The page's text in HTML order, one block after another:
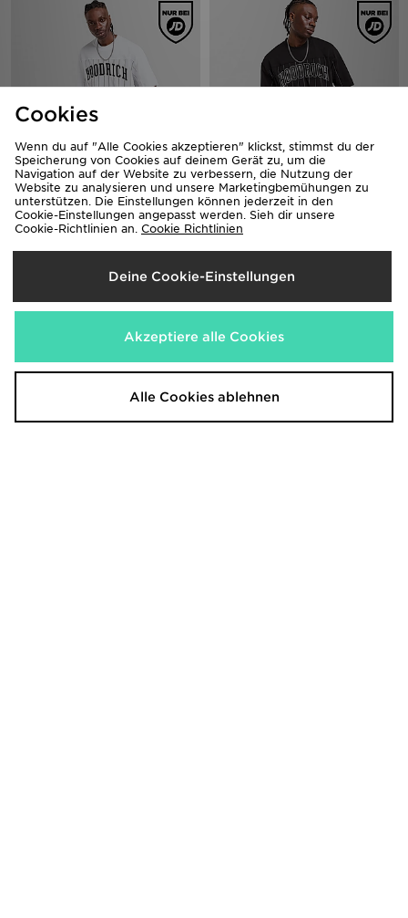
Hoodrich Varsity Stripe T-Shirt
40,00€
Hoodrich Varsity Stripe T-Shirt
45,00€
Unlike Humans Wells Stripe Pocket
Fred Perry Fine Stripe T-Shirt
Cookies
Wenn du auf "Alle Cookies akzeptieren" klickst, stimmst du der
Speicherung von Cookies auf deinem Gerät zu, um die
Navigation auf der Website zu verbessern, die Nutzung der
Website zu analysieren und unsere Marketingbemühungen zu
unterstützen. Die Einstellungen können jederzeit in den
Cookie-Einstellungen angepasst werden. Sieh dir unsere
Cookie-Richtlinien an. Cookie Richtlinien
Deine Cookie-Einstellungen
Akzeptiere alle Cookies
Alle Cookies ablehnen